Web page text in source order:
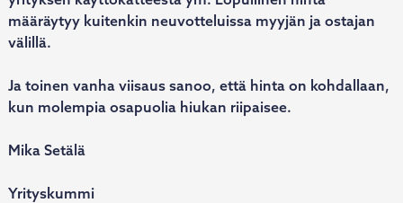
määräytyy kuitenkin neuvotteluissa myyjän ja ostajan
välillä.
Ja toinen vanha viisaus sanoo, että hinta on kohdallaan,
kun molempia osapuolia hiukan riipaisee.
Mika Setälä
Yrityskummi